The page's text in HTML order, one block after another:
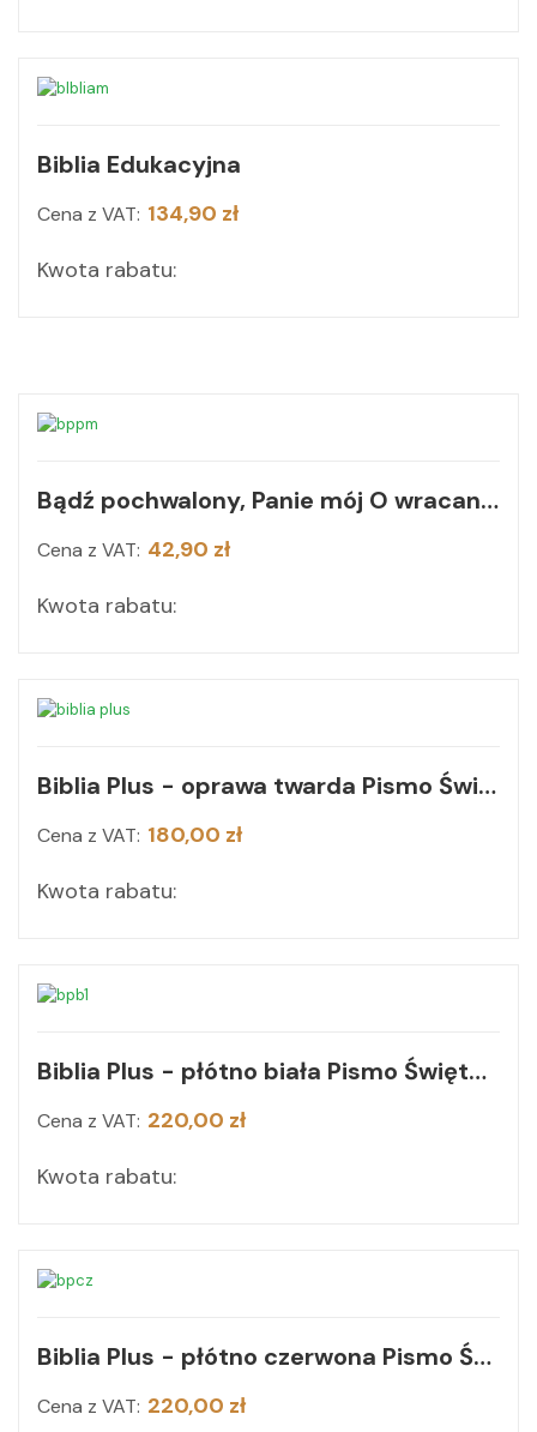
Biblia Edukacyjna
Cena z VAT: 134,90 zł
Kwota rabatu:
Bądź pochwalony, Panie mój O wracaniu do istoty rzeczy
Cena z VAT: 42,90 zł
Kwota rabatu:
Biblia Plus - oprawa twarda Pismo Święte czytane metodą skrutacji
Cena z VAT: 180,00 zł
Kwota rabatu:
Biblia Plus - płótno biała Pismo Święte czytane metodą skrutacji
Cena z VAT: 220,00 zł
Kwota rabatu:
Biblia Plus - płótno czerwona Pismo Święte czytane metodą skrutacji
Cena z VAT: 220,00 zł